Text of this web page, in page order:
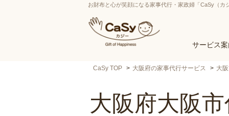
お財布と心が笑顔になる家事代行・家政婦「CaSy（カ
サービス
CaSy TOP 大阪府の家事代行サービス 大
大阪府大阪